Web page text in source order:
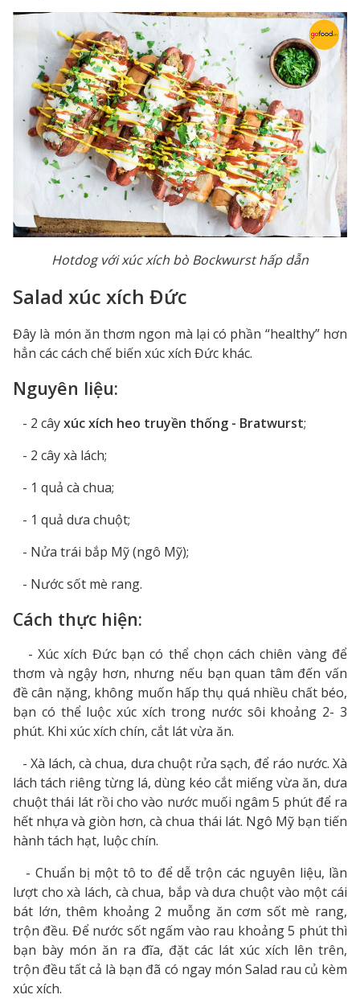
Hotdog với xúc xích bò Bockwurst hấp dẫn
Salad xúc xích Đức
Đây là món ăn thơm ngon mà lại có phần “healthy” hơn
hẳn các cách chế biến xúc xích Đức khác.
Nguyên liệu:
- 2 câyxúc xích heo truyền thống - Bratwurst;
- 2 cây xà lách;
- 1 quả cà chua;
- 1 quả dưa chuột;
- Nửa trái bắp Mỹ (ngô Mỹ);
- Nước sốt mè rang.
Cách thực hiện:
- Xúc xích Đức bạn có thể chọn cách chiên vàng để
thơm và ngậy hơn, nhưng nếu bạn quan tâm đến vấn
đề cân nặng, không muốn hấp thụ quá nhiều chất béo,
bạn có thể luộc xúc xích trong nước sôi khoảng 2- 3
phút. Khi xúc xích chín, cắt lát vừa ăn.
- Xà lách, cà chua, dưa chuột rửa sạch, để ráo nước. Xà
lách tách riêng từng lá, dùng kéo cắt miếng vừa ăn, dưa
chuột thái lát rồi cho vào nước muối ngâm 5 phút để ra
hết nhựa và giòn hơn, cà chua thái lát. Ngô Mỹ bạn tiến
hành tách hạt, luộc chín.
- Chuẩn bị một tô to để dễ trộn các nguyên liệu, lần
lượt cho xà lách, cà chua, bắp và dưa chuột vào một cái
bát lớn, thêm khoảng 2 muỗng ăn cơm sốt mè rang,
trộn đều. Để nước sốt ngấm vào rau khoảng 5 phút thì
bạn bày món ăn ra đĩa, đặt các lát xúc xích lên trên,
trộn đều tất cả là bạn đã có ngay món Salad rau củ kèm
xúc xích.